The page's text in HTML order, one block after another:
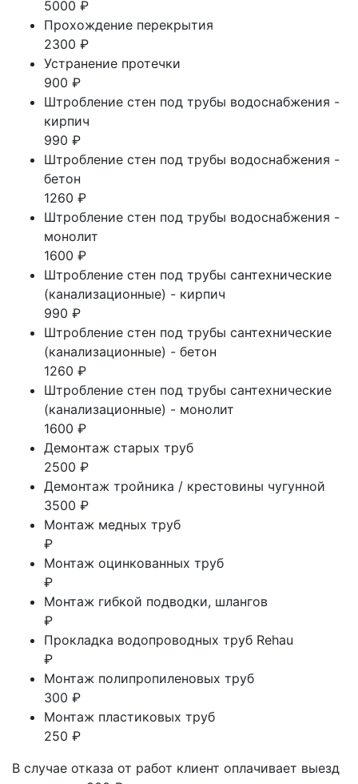
5000 ₽
Прохождение перекрытия
2300 ₽
Устранение протечки
900 ₽
Штробление стен под трубы водоснабжения -
кирпич
990 ₽
Штробление стен под трубы водоснабжения -
бетон
1260 ₽
Штробление стен под трубы водоснабжения -
монолит
1600 ₽
Штробление стен под трубы сантехнические
(канализационные) - кирпич
990 ₽
Штробление стен под трубы сантехнические
(канализационные) - бетон
1260 ₽
Штробление стен под трубы сантехнические
(канализационные) - монолит
1600 ₽
Демонтаж старых труб
2500 ₽
Демонтаж тройника / крестовины чугунной
3500 ₽
Монтаж медных труб
₽
Монтаж оцинкованных труб
₽
Монтаж гибкой подводки, шлангов
₽
Прокладка водопроводных труб Rehau
₽
Монтаж полипропиленовых труб
300 ₽
Монтаж пластиковых труб
250 ₽
В случае отказа от работ клиент оплачивает выезд